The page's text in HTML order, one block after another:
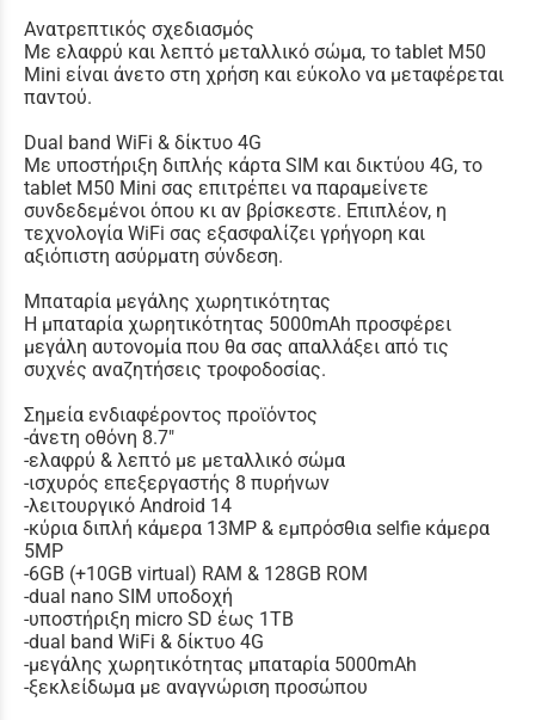
Ανατρεπτικός σχεδιασμός
Με ελαφρύ και λεπτό μεταλλικό σώμα, το tablet M50
Mini είναι άνετο στη χρήση και εύκολο να μεταφέρεται
παντού.
Dual band WiFi & δίκτυο 4G
Με υποστήριξη διπλής κάρτα SIM και δικτύου 4G, το
tablet M50 Mini σας επιτρέπει να παραμείνετε
συνδεδεμένοι όπου κι αν βρίσκεστε. Επιπλέον, η
τεχνολογία WiFi σας εξασφαλίζει γρήγορη και
αξιόπιστη ασύρματη σύνδεση.
Μπαταρία μεγάλης χωρητικότητας
Η μπαταρία χωρητικότητας 5000mAh προσφέρει
μεγάλη αυτονομία που θα σας απαλλάξει από τις
συχνές αναζητήσεις τροφοδοσίας.
Σημεία ενδιαφέροντος προϊόντος
-άνετη οθόνη 8.7"
-ελαφρύ & λεπτό με μεταλλικό σώμα
-ισχυρός επεξεργαστής 8 πυρήνων
-λειτουργικό Android 14
-κύρια διπλή κάμερα 13MP & εμπρόσθια selfie κάμερα
5MP
-6GB (+10GB virtual) RAM & 128GB ROM
-dual nano SIM υποδοχή
-υποστήριξη micro SD έως 1TB
-dual band WiFi & δίκτυο 4G
-μεγάλης χωρητικότητας μπαταρία 5000mAh
-ξεκλείδωμα με αναγνώριση προσώπου